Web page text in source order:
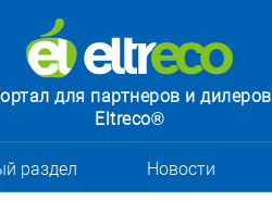
для партнеров и дилеров
Eltreco®
раздел Новости